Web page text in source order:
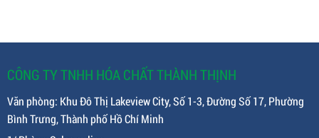
CÔNG TY TNHH HÓA CHẤT THÀNH THỊNH
Văn phòng: Khu Đô Thị Lakeview City, Số 1-3, Đường Số 17, Phường
Bình Trưng, Thành phố Hồ Chí Minh